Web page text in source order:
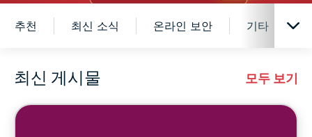
추천 최신 소식 온라인 보안 기타
사이버보안
최신 게시물 모두 보기